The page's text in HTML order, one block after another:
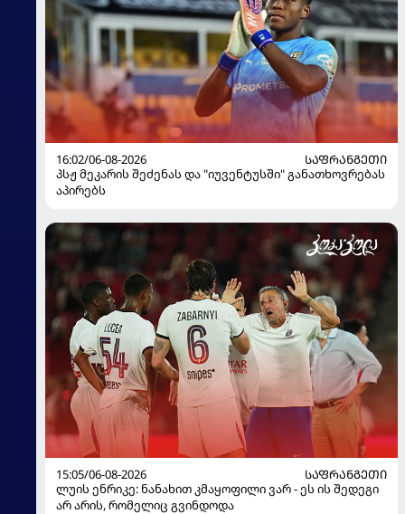
16:02/06-08-2026
ᲡᲐᲤᲠᲐᲜᲒᲔᲗᲘ
პსჟ მეკარის შეძენას და "იუვენტუსში" განათხოვრებას
აპირებს
15:05/06-08-2026
ᲡᲐᲤᲠᲐᲜᲒᲔᲗᲘ
ლუის ენრიკე: ნანახით კმაყოფილი ვარ - ეს ის შედეგი
არ არის, რომელიც გვინდოდა